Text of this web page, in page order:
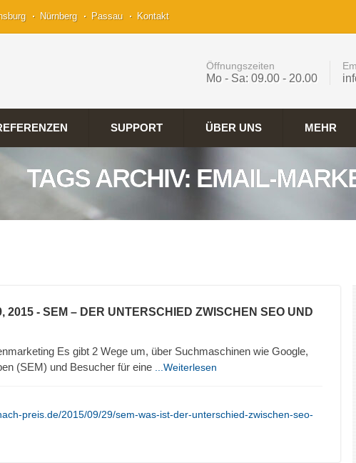
Nürnberg Passau Kontakt
Öffnungszeiten
Mo - Sa: 09.00 - 20.00
SUPPORT ÜBER UNS MEHR
TAGS ARCHIV: EMAIL-
2015 - SEM – DER UNTERSCHIED ZWISCHEN SEO UND
Es gibt 2 Wege um, über Suchmaschinen wie Google,
(SEM) und Besucher für eine
...Weiterlesen
preis.de/2015/09/29/sem-was-ist-der-unterschied-zwischen-seo-